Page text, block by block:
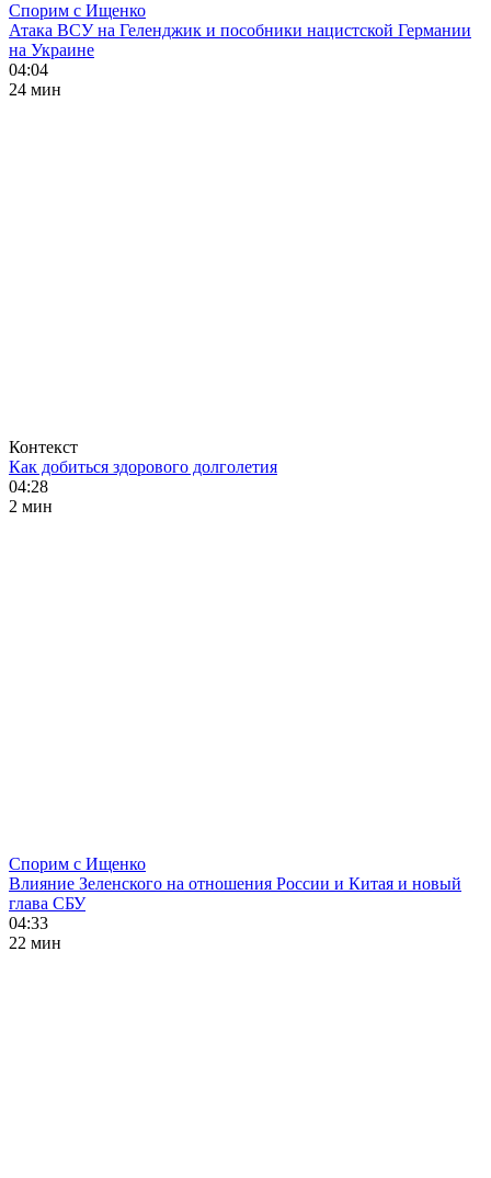
Спорим с Ищенко
Атака ВСУ на Геленджик и пособники нацистской Германии
на Украине
04:04
24 мин
Контекст
Как добиться здорового долголетия
04:28
2 мин
Спорим с Ищенко
Влияние Зеленского на отношения России и Китая и новый
глава СБУ
04:33
22 мин